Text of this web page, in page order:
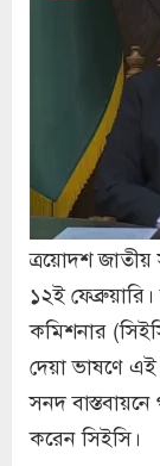
ত্রয়োদশ জাতীয়
১২ই
কমিশনার
দেয়া ভাষণে
সনদ
করেন সিইসি।